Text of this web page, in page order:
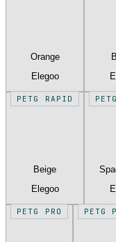
Orange
Elegoo
PETG RAPID
Beige
Elegoo
PETG PRO PETG